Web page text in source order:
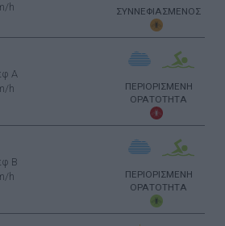
h
ΣΥΝΝΕΦΙΑΣΜΕΝΟΣ
Α
h
ΠΕΡΙΟΡΙΣΜΕΝΗ
ΟΡΑΤΟΤΗΤΑ
B
h
ΠΕΡΙΟΡΙΣΜΕΝΗ
ΟΡΑΤΟΤΗΤΑ